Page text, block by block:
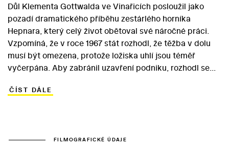
Důl Klementa Gottwalda ve Vinařicích posloužil jako
pozadí dramatického příběhu zestárlého horníka
Hepnara, který celý život obětoval své náročné práci.
Vzpomíná, že v roce 1967 stát rozhodl, že těžba v dolu
musí být omezena, protože ložiska uhlí jsou téměř
vyčerpána. Aby zabránil uzavření podniku, rozhodl se
riskantním podniku zahynul jeho syn Ivan, šachta však
rozhodnutí pokračovat v nepříliš rentabilní těžbě. Hlavní
ČÍST DÁLE
FILMOGRAFICKÉ ÚDAJE